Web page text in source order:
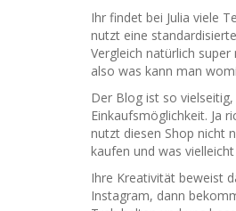
Ihr findet bei Julia viele
nutzt eine
Vergleich natürlich
also was kann man
Der Blog ist so
Einkaufsmöglichkeit. Ja
nutzt diesen Shop nicht
kaufen und was
Ihre Kreativität beweist
Instagram, dann